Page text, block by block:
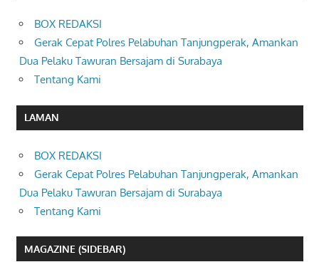
BOX REDAKSI
Gerak Cepat Polres Pelabuhan Tanjungperak, Amankan
Dua Pelaku Tawuran Bersajam di Surabaya
Tentang Kami
LAMAN
BOX REDAKSI
Gerak Cepat Polres Pelabuhan Tanjungperak, Amankan
Dua Pelaku Tawuran Bersajam di Surabaya
Tentang Kami
MAGAZINE (SIDEBAR)